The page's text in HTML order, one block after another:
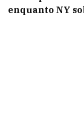
enquanto NY